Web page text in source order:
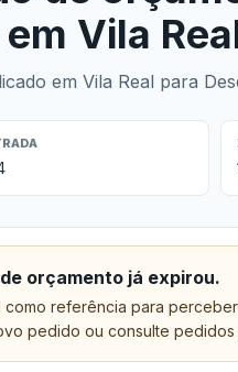
Vila
em Vila Real para
orçamento já expirou.
referência para
pedido ou consulte